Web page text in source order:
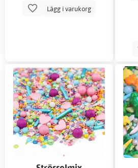
Lägg i varukorg